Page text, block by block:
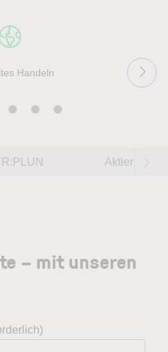
Handeln
Aktien im
– mit unseren